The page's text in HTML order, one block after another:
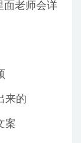
面老师会详
来的
案